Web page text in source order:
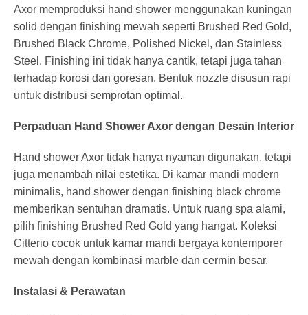
Axor memproduksi hand shower menggunakan kuningan
solid dengan finishing mewah seperti Brushed Red Gold,
Brushed Black Chrome, Polished Nickel, dan Stainless
Steel. Finishing ini tidak hanya cantik, tetapi juga tahan
terhadap korosi dan goresan. Bentuk nozzle disusun rapi
untuk distribusi semprotan optimal.
Perpaduan Hand Shower Axor dengan Desain Interior
Hand shower Axor tidak hanya nyaman digunakan, tetapi
juga menambah nilai estetika. Di kamar mandi modern
minimalis, hand shower dengan finishing black chrome
memberikan sentuhan dramatis. Untuk ruang spa alami,
pilih finishing Brushed Red Gold yang hangat. Koleksi
Citterio cocok untuk kamar mandi bergaya kontemporer
mewah dengan kombinasi marble dan cermin besar.
Instalasi & Perawatan